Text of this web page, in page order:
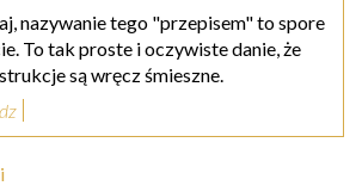
nazywanie tego "przepisem" to spore
To tak proste i oczywiste danie, że
są wręcz śmieszne.